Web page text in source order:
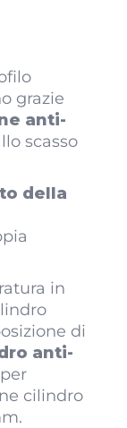
grazie
anti-
scasso
della
in
di
anti-
cilindro